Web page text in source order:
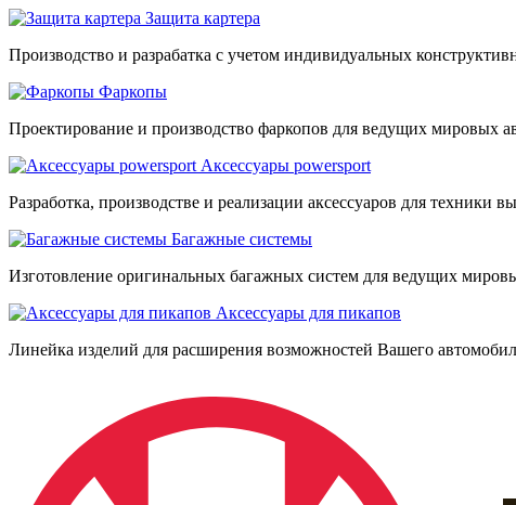
Защита картера
Производство и разрабатка с учетом индивидуальных
Фаркопы
Проектирование и производство фаркопов для ведущих мировых
Аксессуары powersport
Разработка, производстве и реализации аксессуаров для техники
Багажные системы
Изготовление оригинальных багажных систем для ведущих
Аксессуары для пикапов
Линейка изделий для расширения возможностей Вашего